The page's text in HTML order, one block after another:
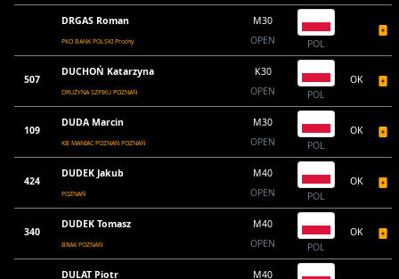
DRGAS Roman
PKO BANK POLSKI Prochy
M30
OPEN
POL
507
DUCHOŃ Katarzyna
DRUŻYNA SZPIKU POZNAŃ
K30
OPEN
POL
OK
109
DUDA Marcin
KB MANIAC POZNAŃ POZNAŃ
M30
OPEN
POL
OK
424
DUDEK Jakub
POZNAŃ
M40
OPEN
POL
OK
340
DUDEK Tomasz
BRAK POZNAŃ
M40
OPEN
POL
OK
DULAT Piotr
M40